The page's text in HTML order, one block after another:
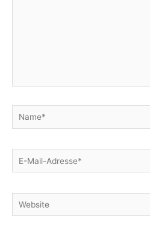
Name*
E-
Mail-
Website